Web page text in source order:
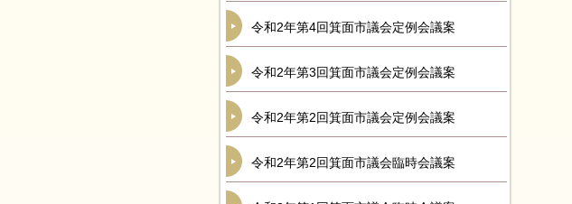
令和2年第4回箕面市議会定例会議案
令和2年第3回箕面市議会定例会議案
令和2年第2回箕面市議会定例会議案
令和2年第2回箕面市議会臨時会議案